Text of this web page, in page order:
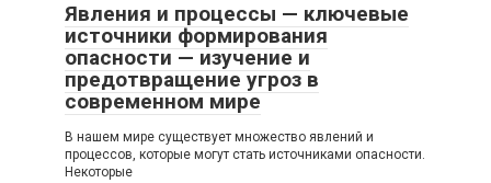
Явления и процессы — ключевые
источники формирования
опасности — изучение и
предотвращение угроз в
современном мире
В нашем мире существует множество явлений и
процессов, которые могут стать источниками опасности.
Некоторые